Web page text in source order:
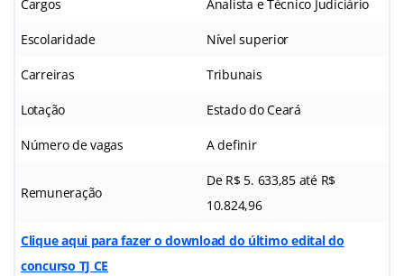
Cargos Analista e Técnico Judiciário
Escolaridade Nível superior
Carreiras Tribunais
Lotação Estado do Ceará
Número de vagas A definir
Remuneração
De R$ 5. 633,85 até R$
10.824,96
Clique aqui para fazer o download do último edital do
concurso TJ CE